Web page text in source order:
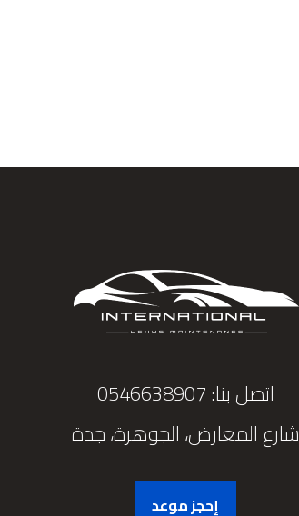
اتصل بنا: 0546638907
شارع المعارض، الجوهرة، جدة
إحجز موعد